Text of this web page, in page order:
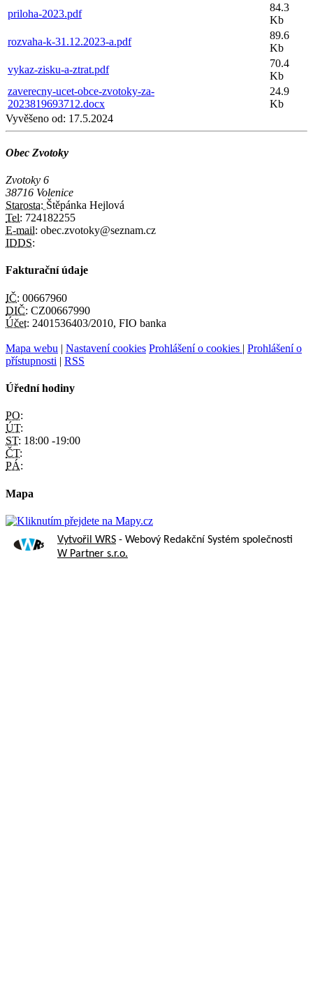
priloha-2023.pdf
84.3
Kb
rozvaha-k-31.12.2023-a.pdf
89.6
Kb
vykaz-zisku-a-ztrat.pdf
70.4
Kb
zaverecny-ucet-obce-zvotoky-za-
2023819693712.docx
24.9
Kb
Vyvěšeno od: 17.5.2024
Obec Zvotoky
Zvotoky 6
38716 Volenice
Starosta: Štěpánka Hejlová
Tel: 724182255
E-mail: obec.zvotoky@seznam.cz
IDDS:
Fakturační údaje
IČ: 00667960
DIČ: CZ00667990
Účet: 2401536403/2010, FIO banka
Mapa webu | Nastavení cookies Prohlášení o cookies | Prohlášení o
přístupnosti | RSS
Úřední hodiny
PO:
ÚT:
ST: 18:00 -19:00
ČT:
PÁ:
Mapa
Vytvořil WRS - Webový Redakční Systém společnosti
W Partner s.r.o.